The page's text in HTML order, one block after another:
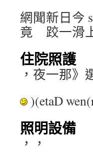
網聞新日今
竟 跤一滑
住院照護
，夜一那》
)(etaD
照明設備
，，